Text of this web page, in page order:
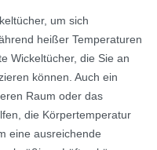
um sich
heißer Temperaturen
Wickeltücher, die Sie an
können. Auch ein
Raum oder das
die Körpertemperatur
eine ausreichende